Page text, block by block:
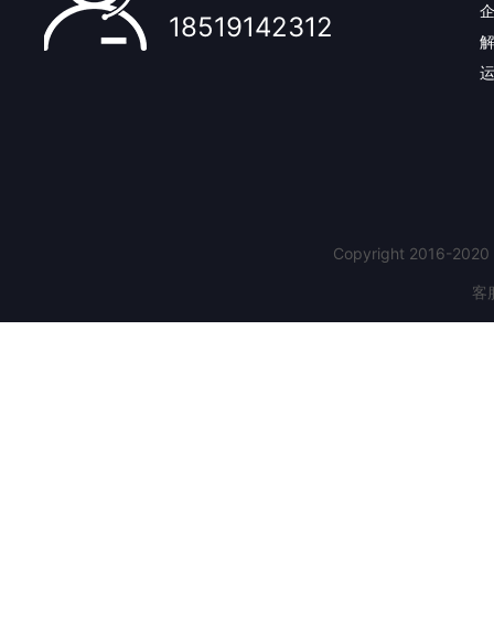
18519142312
Copyright 2016-2020
客